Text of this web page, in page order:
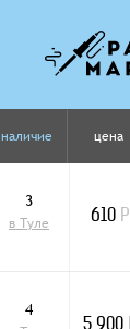
наличие цена
3
в Туле
610 Р
4